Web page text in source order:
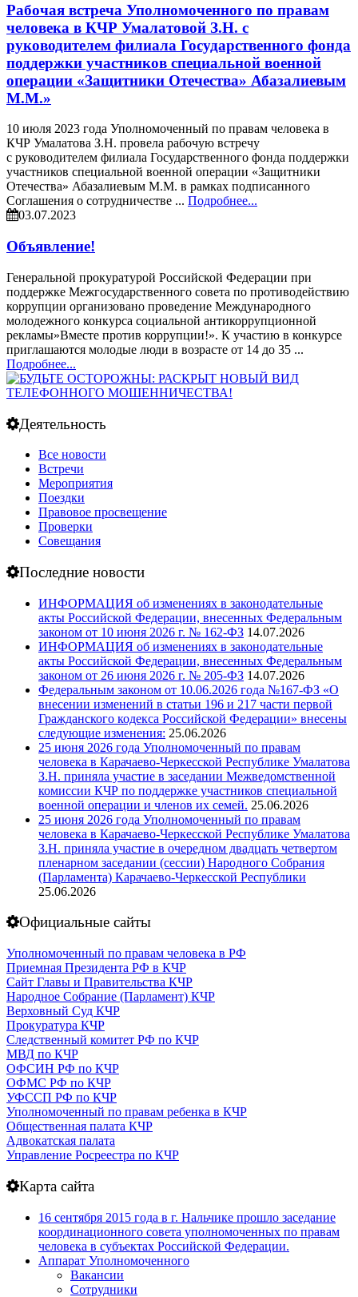
Рабочая встреча Уполномоченного по правам
человека в КЧР Умалатовой З.Н. с
руководителем филиала Государственного фонда
поддержки участников специальной военной
операции «Защитники Отечества» Абазалиевым
М.М.»
10 июля 2023 года Уполномоченный по правам человека в
КЧР Умалатова З.Н. провела рабочую встречу
с руководителем филиала Государственного фонда поддержки
участников специальной военной операции «Защитники
Отечества» Абазалиевым М.М. в рамках подписанного
Соглашения о сотрудничестве ... Подробнее...
03.07.2023
Объявление!
Генеральной прокуратурой Российской Федерации при
поддержке Межгосударственного совета по противодействию
коррупции организовано проведение Международного
молодежного конкурса социальной антикоррупционной
рекламы»Вместе против коррупции!». К участию в конкурсе
приглашаются молодые люди в возрасте от 14 до 35 ...
Подробнее...
Деятельность
Все новости
Встречи
Мероприятия
Поездки
Правовое просвещение
Проверки
Совещания
Последние новости
ИНФОРМАЦИЯ об изменениях в законодательные
акты Российской Федерации, внесенных Федеральным
законом от 10 июня 2026 г. № 162-ФЗ 14.07.2026
ИНФОРМАЦИЯ об изменениях в законодательные
акты Российской Федерации, внесенных Федеральным
законом от 26 июня 2026 г. № 205-ФЗ 14.07.2026
Федеральным законом от 10.06.2026 года №167-ФЗ «О
внесении изменений в статьи 196 и 217 части первой
Гражданского кодекса Российской Федерации» внесены
следующие изменения: 25.06.2026
25 июня 2026 года Уполномоченный по правам
человека в Карачаево-Черкесской Республике Умалатова
З.Н. приняла участие в заседании Межведомственной
комиссии КЧР по поддержке участников специальной
военной операции и членов их семей. 25.06.2026
25 июня 2026 года Уполномоченный по правам
человека в Карачаево-Черкесской Республике Умалатова
З.Н. приняла участие в очередном двадцать четвертом
пленарном заседании (сессии) Народного Собрания
(Парламента) Карачаево-Черкесской Республики
25.06.2026
Официальные сайты
Уполномоченный по правам человека в РФ
Приемная Президента РФ в КЧР
Сайт Главы и Правительства КЧР
Народное Собрание (Парламент) КЧР
Верховный Суд КЧР
Прокуратура КЧР
Следственный комитет РФ по КЧР
МВД по КЧР
ОФСИН РФ по КЧР
ОФМС РФ по КЧР
УФССП РФ по КЧР
Уполномоченный по правам ребенка в КЧР
Общественная палата КЧР
Адвокатская палата
Управление Росреестра по КЧР
Карта сайта
16 сентября 2015 года в г. Нальчике прошло заседание
координационного совета уполномоченных по правам
человека в субъектах Российской Федерации.
Аппарат Уполномоченного
Вакансии
Сотрудники